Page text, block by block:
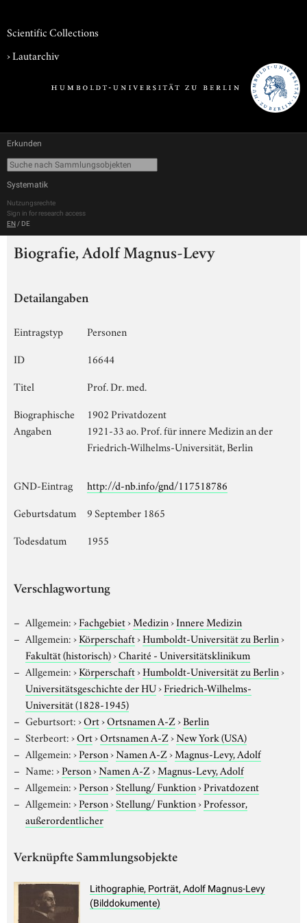
Scientific Collections
›Lautarchiv
Erkunden
Systematik
Nutzungsrechte
Sign in for research access
EN / DE
Biografie, Adolf Magnus-Levy
Detailangaben
Eintragstyp
Personen
ID
16644
Titel
Prof. Dr. med.
Biographische
Angaben
1902 Privatdozent
1921-33 ao. Prof. für innere Medizin an der
Friedrich-Wilhelms-Universität, Berlin
GND-Eintrag
http://d-nb.info/gnd/117518786
Geburtsdatum
9 September 1865
Todesdatum
1955
Verschlagwortung
Allgemein:›Fachgebiet›Medizin›Innere Medizin
Allgemein:›Körperschaft›Humboldt-Universität zu Berlin›
Fakultät (historisch)›Charité - Universitätsklinikum
Allgemein:›Körperschaft›Humboldt-Universität zu Berlin›
Universitätsgeschichte der HU›Friedrich-Wilhelms-
Universität (1828-1945)
Geburtsort:›Ort›Ortsnamen A-Z›Berlin
Sterbeort:›Ort›Ortsnamen A-Z›New York (USA)
Allgemein:›Person›Namen A-Z›Magnus-Levy, Adolf
Name:›Person›Namen A-Z›Magnus-Levy, Adolf
Allgemein:›Person›Stellung/ Funktion›Privatdozent
Allgemein:›Person›Stellung/ Funktion›Professor,
außerordentlicher
Verknüpfte Sammlungsobjekte
Lithographie, Porträt, Adolf Magnus-Levy
(Bilddokumente)